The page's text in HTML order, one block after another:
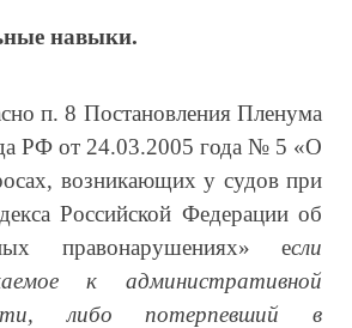
навыки.
п. 8 Постановления Пленума
РФ от 24.03.2005 года № 5 «О
возникающих у судов при
Российской Федерации об
правонарушениях» если
к административной
либо потерпевший в